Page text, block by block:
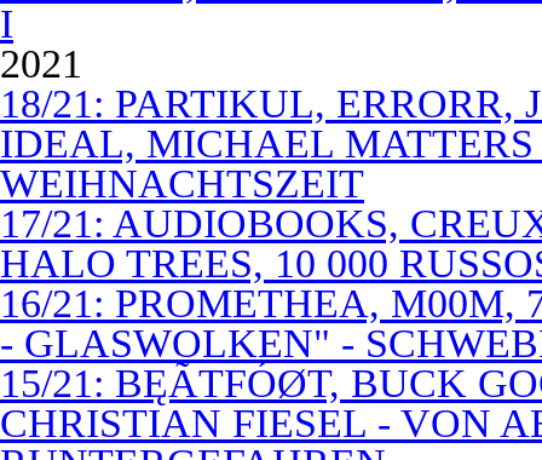
I
2021
18/21: PARTIKUL,
IDEAL, MICHAEL
WEIHNACHTSZEIT
17/21: AUDIOBOOKS,
HALO TREES, 10 000
16/21: PROMETHEA, M00M,
- GLASWOLKEN" -
15/21: BĘÃTFÓØT, BUCK
CHRISTIAN FIESEL - VON